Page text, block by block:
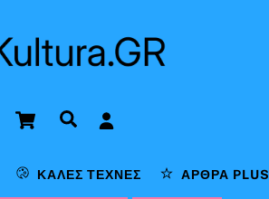
Cart Αναζήτηση
ΚΑΛΈΣ ΤΈΧΝΕΣ ΆΡΘΡΑ PLUS